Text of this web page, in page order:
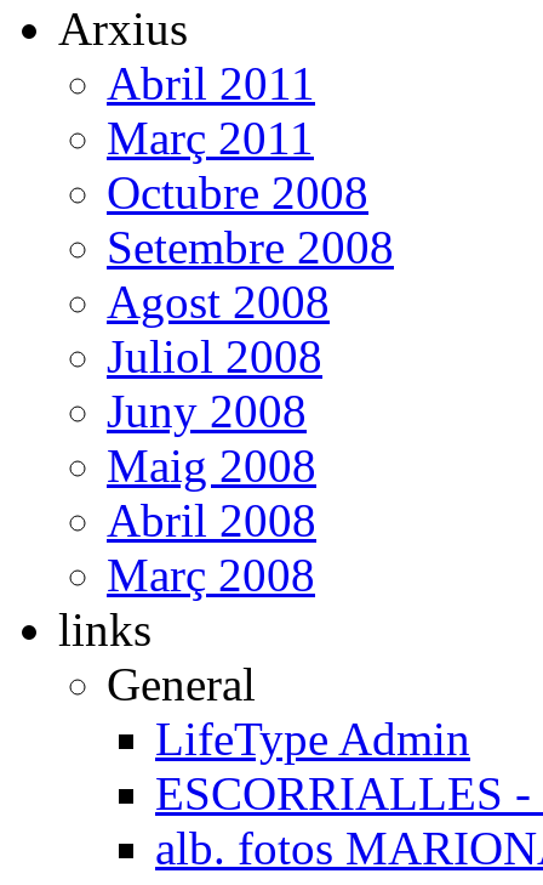
Arxius
Abril 2011
Març 2011
Octubre 2008
Setembre 2008
Agost 2008
Juliol 2008
Juny 2008
Maig 2008
Abril 2008
Març 2008
links
General
LifeType Admin
ESCORRIALLES -
alb. fotos